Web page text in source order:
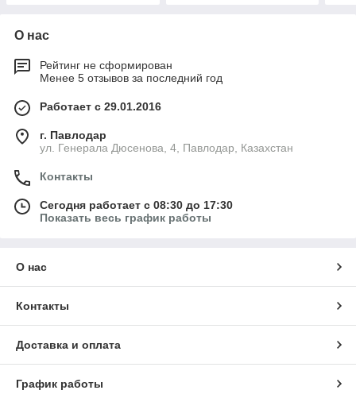
О нас
Рейтинг не сформирован
Менее 5 отзывов за последний год
Работает с 29.01.2016
г. Павлодар
ул. Генерала Дюсенова, 4, Павлодар, Казахстан
Контакты
Сегодня работает с 08:30 до 17:30
Показать весь график работы
О нас
Контакты
Доставка и оплата
График работы